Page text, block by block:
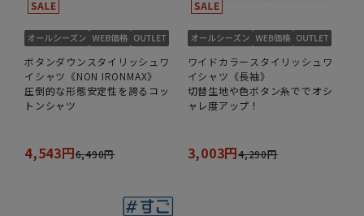
ボタンダウンスタイリッシュワ
イシャツ《NON IRONMAX》
圧倒的な形態安定性を誇るコッ
トンシャツ
4,543円6,490円
ワイドカラースタイリッシュワ
イシャツ《長袖》
切替生地や色ボタン糸ででオシ
ャレ度アップ！
3,003円4,290円